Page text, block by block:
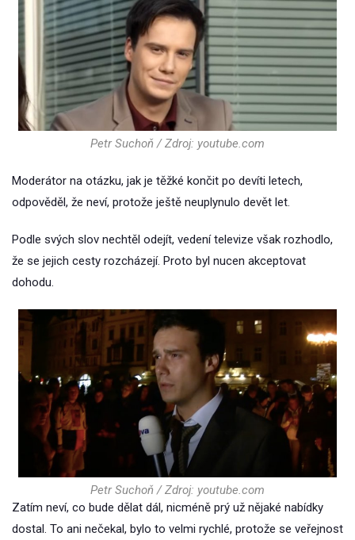
Petr Suchoň / Zdroj: youtube.com
Moderátor na otázku, jak je těžké končit po devíti letech,
odpověděl, že neví, protože ještě neuplynulo devět let.
Podle svých slov nechtěl odejít, vedení televize však rozhodlo,
že se jejich cesty rozcházejí. Proto byl nucen akceptovat
dohodu.
Petr Suchoň / Zdroj: youtube.com
Zatím neví, co bude dělat dál, nicméně prý už nějaké nabídky
dostal. To ani nečekal, bylo to velmi rychlé, protože se veřejnost